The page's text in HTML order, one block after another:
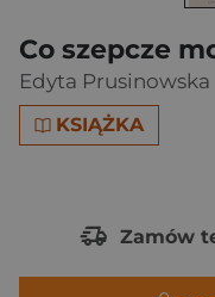
Co szepcze
Edyta Prusinowska
KSIĄŻKA
Zamów